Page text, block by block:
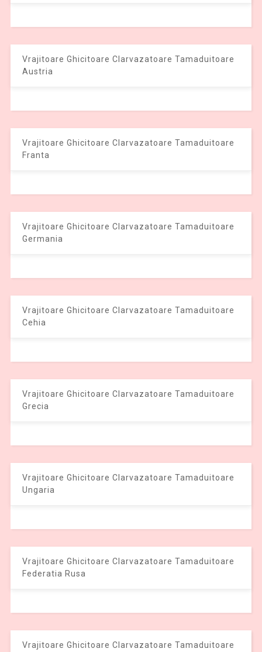
Vrajitoare Ghicitoare Clarvazatoare Tamaduitoare
Austria
Vrajitoare Ghicitoare Clarvazatoare Tamaduitoare
Franta
Vrajitoare Ghicitoare Clarvazatoare Tamaduitoare
Germania
Vrajitoare Ghicitoare Clarvazatoare Tamaduitoare
Cehia
Vrajitoare Ghicitoare Clarvazatoare Tamaduitoare
Grecia
Vrajitoare Ghicitoare Clarvazatoare Tamaduitoare
Ungaria
Vrajitoare Ghicitoare Clarvazatoare Tamaduitoare
Federatia Rusa
Vrajitoare Ghicitoare Clarvazatoare Tamaduitoare